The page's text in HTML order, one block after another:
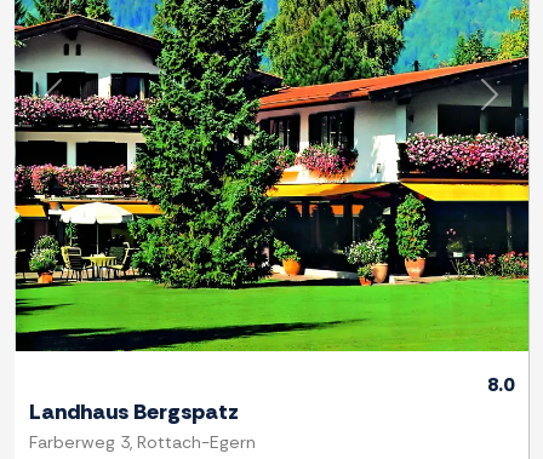
Previous Next
8.0
Landhaus Bergspatz
Farberweg 3, Rottach-Egern